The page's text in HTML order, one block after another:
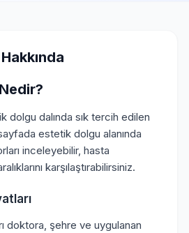
dolgu dalında sık tercih edilen
estetik dolgu alanında
inceleyebilir, hasta
karşılaştırabilirsiniz.
doktora, şehre ve uygulanan